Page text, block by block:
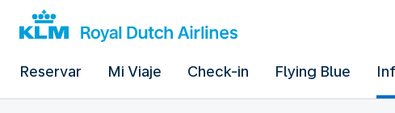
Reservar Mi Viaje Check-in Flying Blue